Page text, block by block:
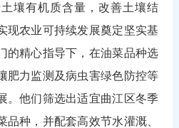
壤有机质含量，改善土壤结
现农业可持续发展奠定坚实基
的精心指导下，在油菜品种选
肥力监测及病虫害绿色防控等
。他们筛选出适宜曲江区冬季
品种，并配套高效节水灌溉、